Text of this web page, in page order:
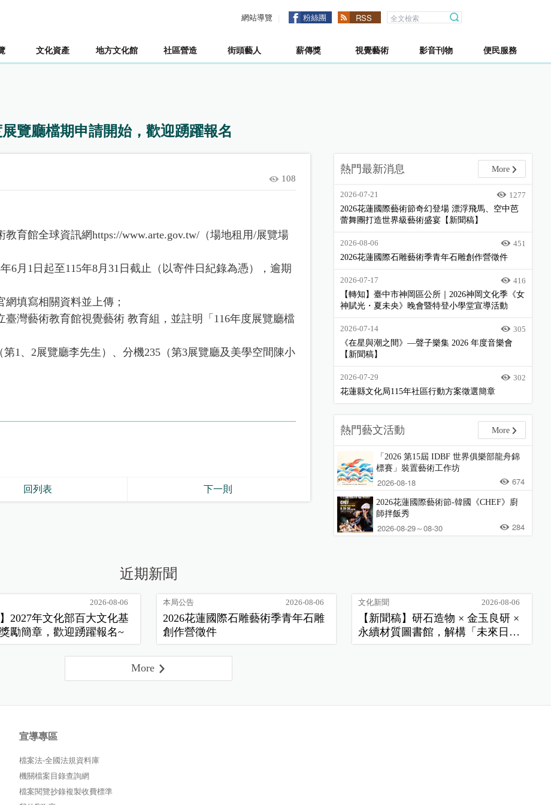
網站導覽 粉絲團 RSS
文化資產 地方文化館 社區營造 街頭藝人 薪傳獎 視覺藝術 影音刊物 便民服務
覽廳檔期申請開始，歡迎踴躍報名
108
育館全球資訊網https://www.arte.gov.tw/（場地租用/展覽場
6月1日起至115年8月31日截止（以寄件日紀錄為憑），逾期
網填寫相關資料並上傳；
臺灣藝術教育館視覺藝術 教育組，並註明「116年度展覽廳檔
1、2展覽廳李先生）、分機235（第3展覽廳及美學空間陳小
回列表 下一則
熱門最新消息 More
2026-07-21
1277
2026花蓮國際藝術節奇幻登場 漂浮飛馬、空中芭
蕾舞團打造世界級藝術盛宴【新聞稿】
2026-08-06
451
2026花蓮國際石雕藝術季青年石雕創作營徵件
2026-07-17
416
【轉知】臺中市神岡區公所｜2026神岡文化季《女
神賦光・夏未央》晚會暨特登小學堂宣導活動
2026-07-14
305
《在星與潮之間》—聲子樂集 2026 年度音樂會
【新聞稿】
2026-07-29
302
花蓮縣文化局115年社區行動方案徵選簡章
熱門藝文活動 More
「2026 第15屆 IDBF 世界俱樂部龍舟錦
標賽」裝置藝術工作坊
2026-08-18 674
2026花蓮國際藝術節-韓國《CHEF》廚
師拌飯秀
2026-08-29～08-30 284
近期新聞
2026-08-06
】2027年文化部百大文化基
勵簡章，歡迎踴躍報名~
本局公告 2026-08-06
2026花蓮國際石雕藝術季青年石雕
創作營徵件
文化新聞 2026-08-06
【新聞稿】研石造物 × 金玉良研 ×
永續材質圖書館，解構「未來日
常」新樣貌
More
宣導專區
檔案法-全國法規資料庫
機關檔案目錄查詢網
檔案閱覽抄錄複製收費標準